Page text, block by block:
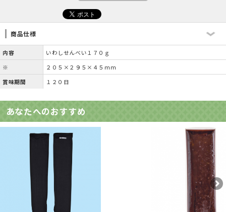
商品仕様
内容
いわしせんべい１７０ｇ
※
２０５×２９５×４５ｍｍ
賞味期間
１２０日
あなたへのおすすめ